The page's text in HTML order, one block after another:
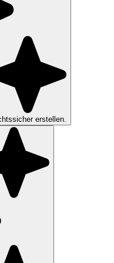
erstellen.